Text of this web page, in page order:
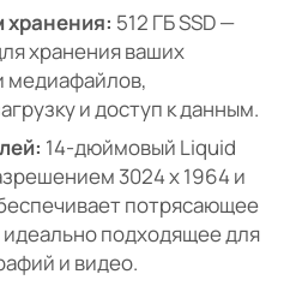
512 ГБ SSD —
хранения ваших
медиафайлов,
и доступ к данным.
14-дюймовый Liquid
3024 x 1964 и
потрясающее
подходящее для
и видео.